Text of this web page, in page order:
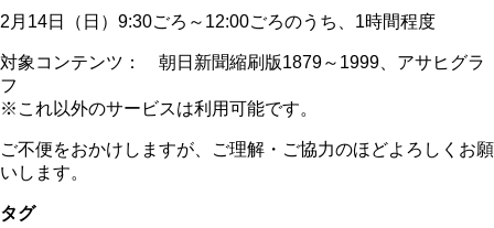
2月14日（日）9:30ごろ～12:00ごろのうち、1時間程度
対象コンテンツ： 朝日新聞縮刷版1879～1999、アサヒグラ
フ
※これ以外のサービスは利用可能です。
ご不便をおかけしますが、ご理解・ご協力のほどよろしくお願
いします。
タグ